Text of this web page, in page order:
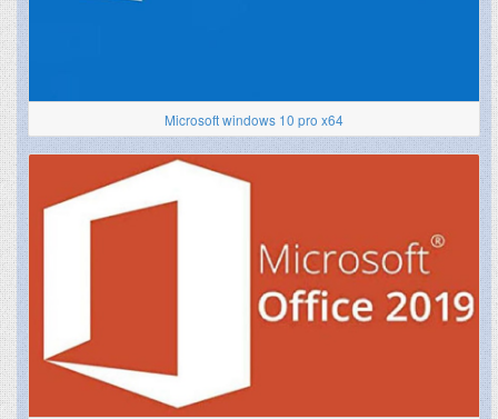
Microsoft windows 10 pro x64